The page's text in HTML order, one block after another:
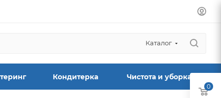
Каталог
Кондитерка Чистота и уборка
0